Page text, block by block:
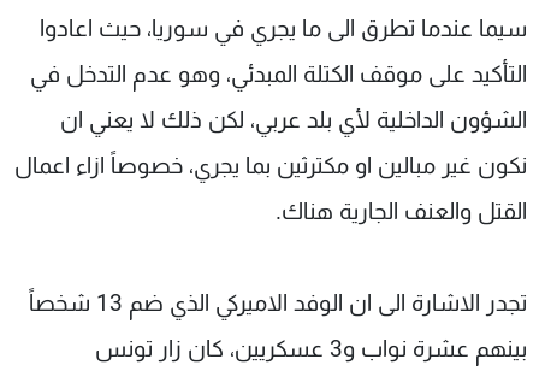
سيما عندما تطرق الى ما يجري في سوريا، حيث اعادوا
التأكيد على موقف الكتلة المبدئي، وهو عدم التدخل في
الشؤون الداخلية لأي بلد عربي، لكن ذلك لا يعني ان
نكون غير مبالين او مكترثين بما يجري، خصوصاً ازاء اعمال
القتل والعنف الجارية هناك.
تجدر الاشارة الى ان الوفد الاميركي الذي ضم 13 شخصاً
بينهم عشرة نواب و3 عسكريين، كان زار تونس